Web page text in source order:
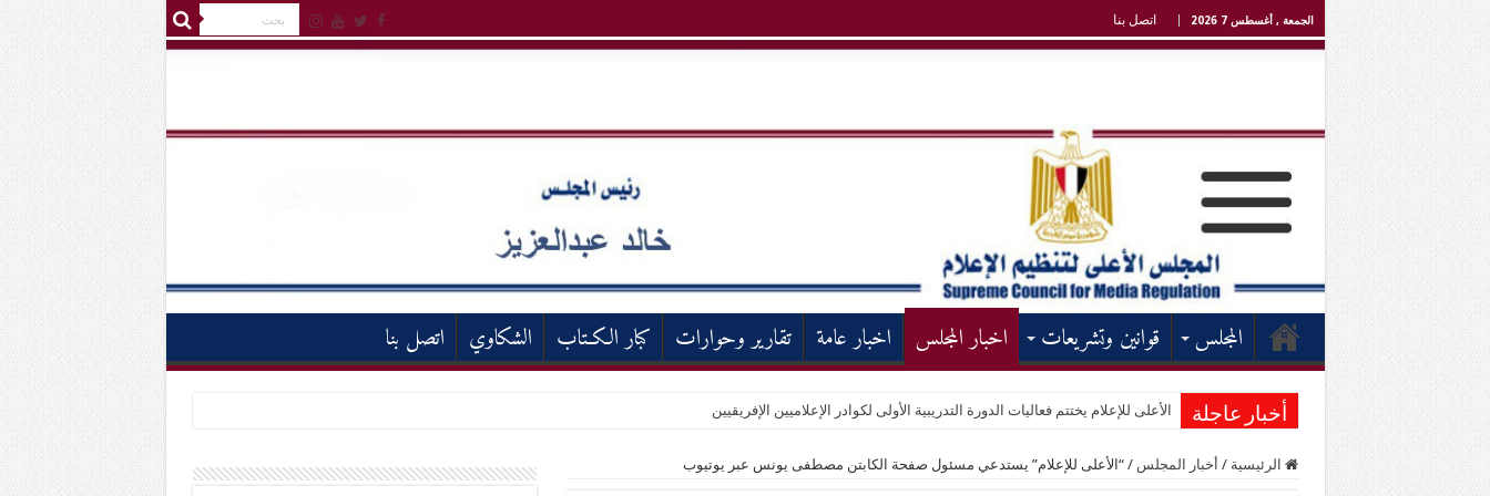
الجمعة , أغسطس 7 2026 اتصل بنا
المجلس قوانين وتشريعات اخبار المجلس اخبار عامة تقارير وحوارات كبار الكـتاب الشكاوي اتصل بنا
أخبار عاجلة الأعلى للإعلام يختتم فعاليات الدورة التدريبية الأولى لكوادر الإعلاميين الإفريقيين
الرئيسية / أخبار المجلس / “الأعلى للإعلام” يستدعي مسئول صفحة الكابتن مصطفى يونس عبر يوتيوب